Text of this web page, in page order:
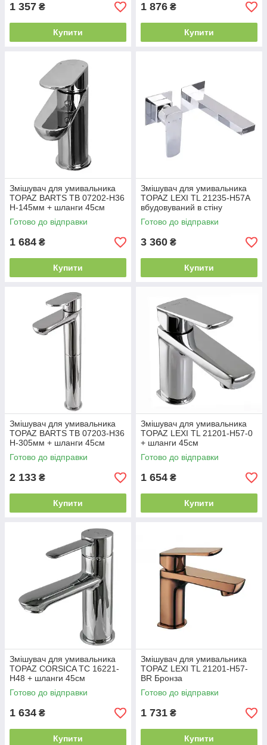
1 357 ₴
Купити
1 876 ₴
Купити
Змішувач для умивальника
TOPAZ BARTS TB 07202-H36
H-145мм + шланги 45см
Готово до відправки
1 684 ₴
Купити
Змішувач для умивальника
TOPAZ LEXI TL 21235-H57A
вбудовуваний в стіну
Готово до відправки
3 360 ₴
Купити
Змішувач для умивальника
TOPAZ BARTS TB 07203-H36
H-305мм + шланги 45см
Готово до відправки
2 133 ₴
Купити
Змішувач для умивальника
TOPAZ LEXI TL 21201-H57-0
+ шланги 45см
Готово до відправки
1 654 ₴
Купити
Змішувач для умивальника
TOPAZ CORSICA TC 16221-
H48 + шланги 45см
Готово до відправки
1 634 ₴
Купити
Змішувач для умивальника
TOPAZ LEXI TL 21201-H57-
BR Бронза
Готово до відправки
1 731 ₴
Купити